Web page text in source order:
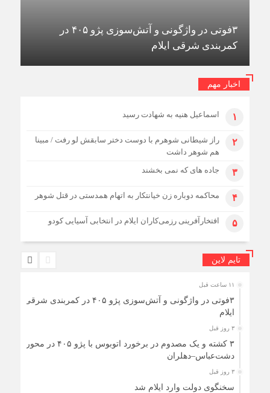
اخبار مهم
۱ اسماعیل هنیه به شهادت رسید
۲
راز شیطانی شوهرم با دوست دختر سابقش لو رفت / مبینا
هم شوهر داشت
۳ جاده های که نمی بخشند
۴ محاکمه دوباره زن خیانتکار به اتهام همدستی در قتل شوهر
۵ افتخارآفرینی رزمی‌کاران ایلام در انتخابی آسیایی کودو
تایم لاین
۱۱ ساعت قبل
۳فوتی در واژگونی و آتش‌سوزی پژو ۴۰۵ در کمربندی شرقی
ایلام
۳ روز قبل
۳ کشته و یک مصدوم در برخورد اتوبوس با پژو ۴۰۵ در محور
دشت‌عباس–دهلران
۳ روز قبل
سخنگوی دولت وارد ایلام شد